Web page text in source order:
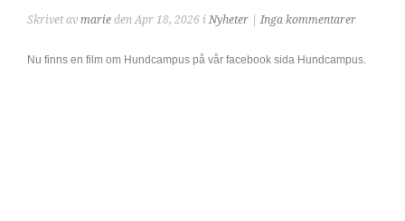
Skrivet av marie den Apr 18, 2026 i Nyheter Inga kommentarer
Nu finns en film om Hundcampus på vår facebook sida Hundcampus.